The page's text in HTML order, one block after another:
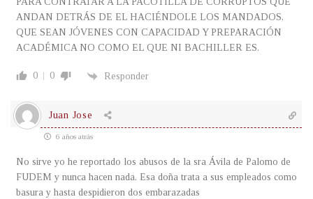
ANDAN DETRÁS DE EL HACIÉNDOLE LOS MANDADOS,
QUE SEAN JÓVENES CON CAPACIDAD Y PREPARACIÓN
ACADÉMICA NO COMO EL QUE NI BACHILLER ES.
0 0 Responder
Juan Jose
6 años atrás
No sirve yo he reportado los abusos de la sra Ávila de Palomo de
FUDEM y nunca hacen nada. Esa doña trata a sus empleados como
basura y hasta despidieron dos embarazadas